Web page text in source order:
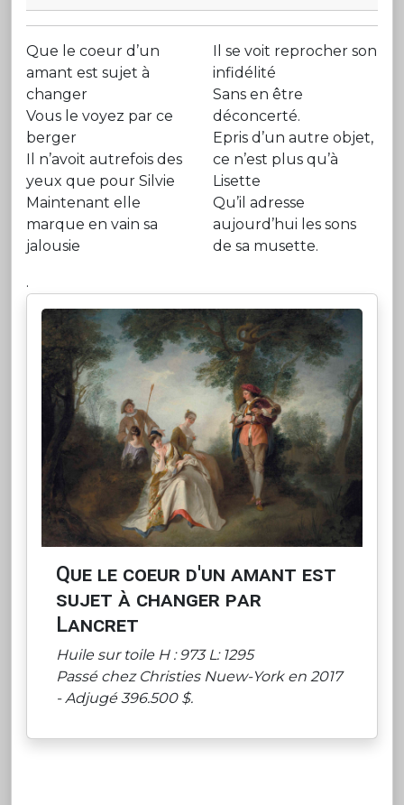
Que le coeur d’un
amant est sujet à
changer
Vous le voyez par ce
berger
Il n’avoit autrefois des
yeux que pour Silvie
Maintenant elle
marque en vain sa
jalousie
.
Il se voit reprocher son
infidélité
Sans en être
déconcerté.
Epris d’un autre objet,
ce n’est plus qu’à
Lisette
Qu’il adresse
aujourd’hui les sons
de sa musette.
Que le coeur d'un amant est
sujet à changer par
Lancret
Huile sur toile H : 973 L: 1295
Passé chez Christies Nuew-York en 2017
- Adjugé 396.500 $.